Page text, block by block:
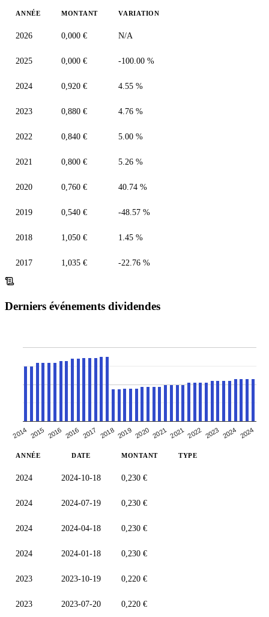
ANNÉE MONTANT VARIATION
2026 0,000 € N/A
2025 0,000 € -100.00 %
2024 0,920 € 4.55 %
2023 0,880 € 4.76 %
2022 0,840 € 5.00 %
2021 0,800 € 5.26 %
2020 0,760 € 40.74 %
2019 0,540 € -48.57 %
2018 1,050 € 1.45 %
2017 1,035 € -22.76 %
Derniers événements dividendes
2014 2015 2016 2016 2017 2018 2019 2020 2021 2021 2022 2023 2024 2024
ANNÉE DATE MONTANT TYPE
2024 2024-10-18 0,230 €
2024 2024-07-19 0,230 €
2024 2024-04-18 0,230 €
2024 2024-01-18 0,230 €
2023 2023-10-19 0,220 €
2023 2023-07-20 0,220 €